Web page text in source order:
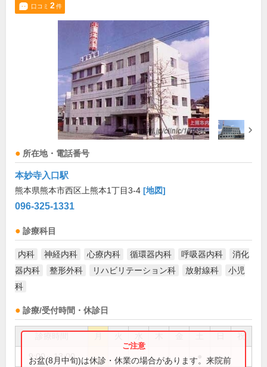
口コミ 2件
所在地・電話番号
本妙寺入口駅
熊本県熊本市西区上熊本1丁目3-4 [地図]
096-325-1331
診療科目
内科 神経内科 心療内科 循環器内科 呼吸器内科
消化
器内科
整形外科 リハビリテーション科 放射線科
小児
科
診療/受付時間・休診日
祝
9:00～13:00
お盆(8月中旬)は休診・休業の場合があります。来院前